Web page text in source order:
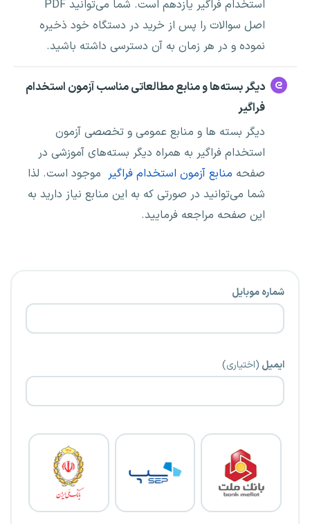
استخدام فراگیر یازدهم است. شما می‌توانید PDF
اصل سوالات را پس از خرید در دستگاه خود ذخیره
نموده و در هر زمان به آن دسترسی داشته باشید.
دیگر بسته‌ها و منابع مطالعاتی مناسب آزمون استخدام
فراگیر
دیگر بسته ها و منابع عمومی و تخصصی آزمون
استخدام فراگیر به همراه دیگر بسته‌های آموزشی در
صفحه منابع آزمون استخدام فراگیر موجود است. لذا
شما می‌توانید در صورتی که به این منابع نیاز دارید به
این صفحه مراجعه فرمایید.
شماره موبایل
ایمیل (اختیاری)